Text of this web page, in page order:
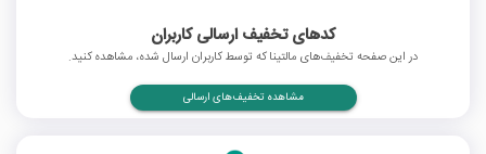
کدهای تخفیف ارسالی کاربران
در این صفحه تخفیف‌های مالتینا که توسط کاربران ارسال شده، مشاهده کنید.
مشاهده تخفیف‌های ارسالی